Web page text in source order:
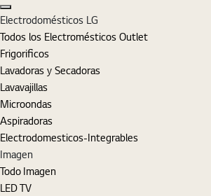
Cerrar
Electrodomésticos LG
Todos los Electromésticos Outlet
Frigorificos
Lavadoras y Secadoras
Lavavajillas
Microondas
Aspiradoras
Electrodomesticos-Integrables
Imagen
Todo Imagen
LED TV